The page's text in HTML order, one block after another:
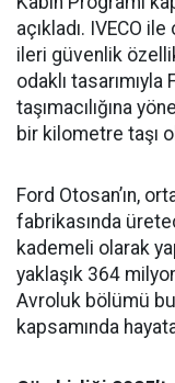
açıkladı. IVECO
ileri güvenlik
odaklı
taşımacılığına
bir kilometre taşı
Ford Otosan’ın,
fabrikasında
kademeli olarak
yaklaşık 364
Avroluk bölümü
kapsamında